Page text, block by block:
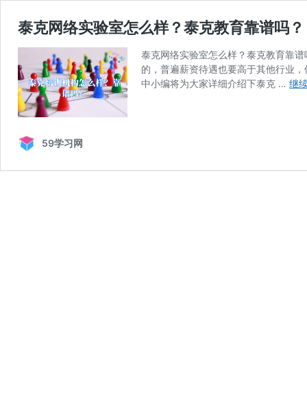
泰克网络实验室怎么样？泰克教育靠谱吗？
泰克网络实验室怎么样？泰克教育靠
的，普遍薪资待遇也要高于其他行业
中小编将为大家详细介绍下泰克 … 继
59学习网